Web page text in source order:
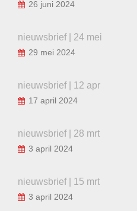
26 juni 2024
nieuwsbrief | 24 mei
29 mei 2024
nieuwsbrief | 12 apr
17 april 2024
nieuwsbrief | 28 mrt
3 april 2024
nieuwsbrief | 15 mrt
3 april 2024